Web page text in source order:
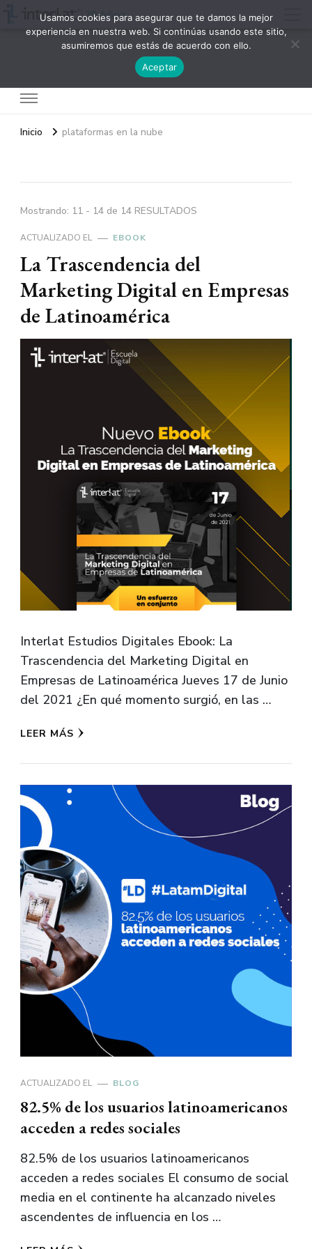
Inicio plataformas en la nube
Mostrando: 11 - 14 de 14 RESULTADOS
ACTUALIZADO EL EBOOK
La Trascendencia del
Marketing Digital en Empresas
de Latinoamérica
Interlat Estudios Digitales Ebook: La
Trascendencia del Marketing Digital en
Empresas de Latinoamérica Jueves 17 de Junio
del 2021 ¿En qué momento surgió, en las …
LEER MÁS
ACTUALIZADO EL BLOG
82.5% de los usuarios latinoamericanos
acceden a redes sociales
82.5% de los usuarios latinoamericanos
acceden a redes sociales El consumo de social
media en el continente ha alcanzado niveles
ascendentes de influencia en los …
Usamos cookies para asegurar que te damos la mejor
experiencia en nuestra web. Si continúas usando este sitio,
asumiremos que estás de acuerdo con ello.
Aceptar